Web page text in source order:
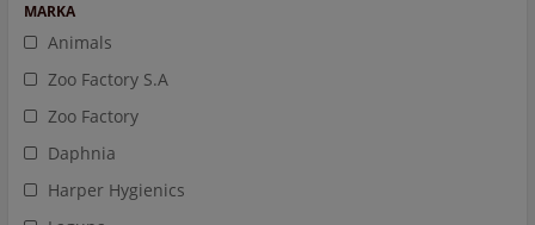
MARKA
Animals
Zoo Factory S.A
Zoo Factory
Daphnia
Harper Hygienics